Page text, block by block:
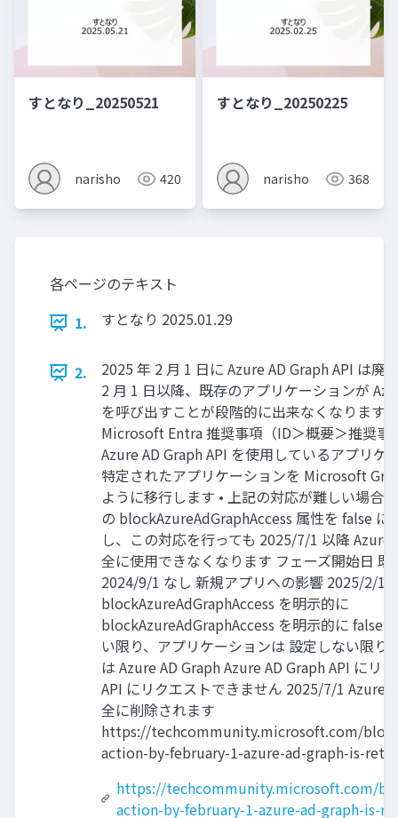
すとなり_20250521
narisho 420
すとなり_20250225
narisho 368
各ページのテキスト
1.
すとなり 2025.01.29
2.
2025 年 2 月 1 日に Azure AD Graph API は廃
2 月 1 日以降、既存のアプリケーションが
を呼び出すことが段階的に出来なくなります
Microsoft Entra 推奨事項（ID＞概要＞推奨事
Azure AD Graph API を使用しているアプリケ
特定されたアプリケーションを Microsoft
ように移行します • 上記の対応が難しい場合
の blockAzureAdGraphAccess 属性を false に
し、この対応を行っても 2025/7/1 以降 Azure
全に使用できなくなります フェーズ開始日
2024/9/1 なし 新規アプリへの影響 2025/2/1
blockAzureAdGraphAccess を明示的に
blockAzureAdGraphAccess を明示的に false
い限り、アプリケーションは 設定しない限り
は Azure AD Graph Azure AD Graph API にリ
API にリクエストできません 2025/7/1 Azure
全に削除されます
https://techcommunity.microsoft.com/
action-by-february-1-azure-ad-graph-is-
https://techcommunity.microsoft.com/
action-by-february-1-azure-ad-graph-is-